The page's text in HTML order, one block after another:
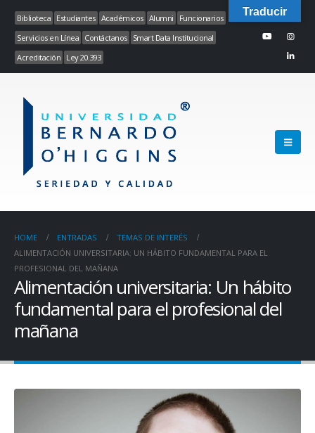
Biblioteca Estudiantes Académicos Alumni
Funcionarios
Servicios en Línea Contáctanos
Smart Data Institucional
Acreditación Ley 20.393
HOME ENTRADAS
TEMAS DE INTERÉS
ALIMENTACIÓN UNIVERSITARIA: UN HÁBITO FUNDAMENTAL PARA EL
PROFESIONAL DEL MAÑANA
Alimentación universitaria: Un hábito
fundamental para el profesional del
mañana
Traducir